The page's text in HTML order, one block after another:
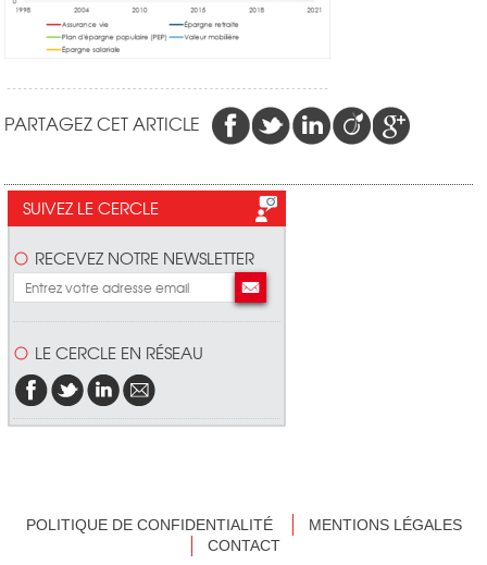
PARTAGEZ CET ARTICLE
SUIVEZ LE CERCLE
RECEVEZ NOTRE NEWSLETTER
LE CERCLE EN RÉSEAU
POLITIQUE DE CONFIDENTIALITÉ
MENTIONS LÉGALES
CONTACT